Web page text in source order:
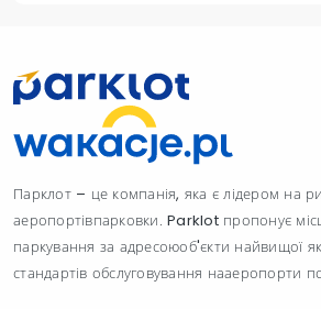
Парклот – це компанія, яка є лідером на
аеропортівпарковки. Parklot пропонує
паркування за адресоюоб'єкти найвищої
стандартів обслуговування нааеропорти